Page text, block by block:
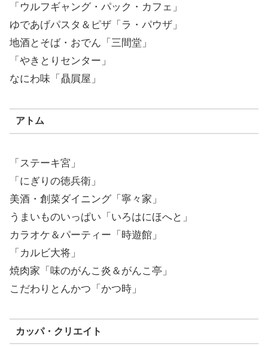
「ウルフギャング・パック・カフェ」
ゆであげパスタ＆ピザ「ラ・パウザ」
地酒とそば・おでん「三間堂」
「やきとりセンター」
なにわ味「贔屓屋」
アトム
「ステーキ宮」
「にぎりの徳兵衛」
美酒・創菜ダイニング「寧々家」
うまいものいっぱい「いろはにほへと」
カラオケ＆パーティー「時遊館」
「カルビ大将」
焼肉家「味のがんこ炎＆がんこ亭」
こだわりとんかつ「かつ時」
カッパ・クリエイト